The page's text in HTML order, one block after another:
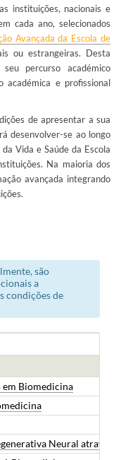
instituições, nacionais e
cada ano, selecionados
Avançada da Escola de
ou estrangeiras. Desta
percurso académico
académica e profissional
de apresentar a sua
desenvolver-se ao longo
Vida e Saúde da Escola
Na maioria dos
avançada integrando
são
a
condições de
em Biomedicina
Neural através